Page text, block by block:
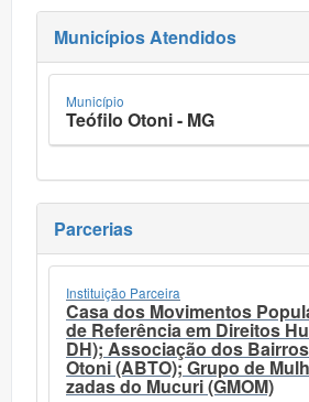
Municípios Atendidos
Município
Teófilo Otoni - MG
Parcerias
Instituição Parceira
Casa dos Movimentos
de Referência em Direitos
DH); Associação dos
Otoni (ABTO); Grupo de
zadas do Mucuri (GMOM)